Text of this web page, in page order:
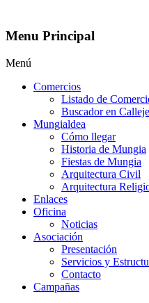
Menu Principal
Menú
Comercios
Listado de
Buscador en
Mungialdea
Cómo llegar
Historia de Mungia
Fiestas de Mungia
Arquitectura Civil
Arquitectura
Enlaces
Oficina
Noticias
Asociación
Presentación
Servicios y
Contacto
Campañas